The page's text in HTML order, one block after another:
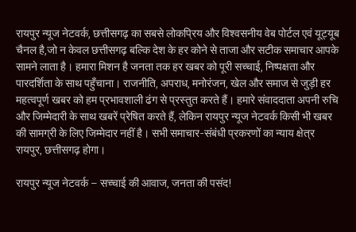
रायपुर न्यूज नेटवर्क, छत्तीसगढ़ का सबसे लोकप्रिय और विश्वसनीय वेब पोर्टल एवं यूट्यूब
चैनल है,जो न केवल छत्तीसगढ़ बल्कि देश के हर कोने से ताजा और सटीक समाचार आपके
सामने लाता है। हमारा मिशन है जनता तक हर खबर को पूरी सच्चाई, निष्पक्षता और
पारदर्शिता के साथ पहुँचाना। राजनीति, अपराध, मनोरंजन, खेल और समाज से जुड़ी हर
महत्वपूर्ण खबर को हम प्रभावशाली ढंग से प्रस्तुत करते हैं। हमारे संवाददाता अपनी रुचि
और जिम्मेदारी के साथ खबरें प्रेषित करते हैं, लेकिन रायपुर न्यूज नेटवर्क किसी भी खबर
की सामग्री के लिए जिम्मेदार नहीं है। सभी समाचार-संबंधी प्रकरणों का न्याय क्षेत्र
रायपुर, छत्तीसगढ़ होगा।
रायपुर न्यूज नेटवर्क – सच्चाई की आवाज, जनता की पसंद!